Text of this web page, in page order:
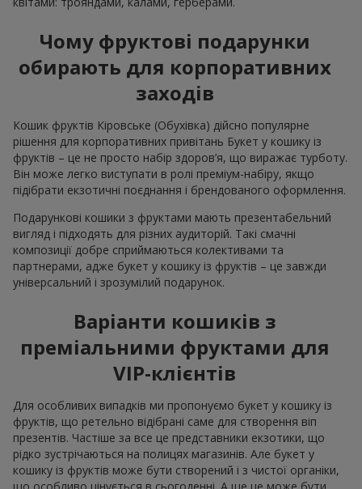
Чому фруктові подарунки
обирають для корпоративних
заходів
Кошик фруктів Кіровське (Обухівка) дійсно популярне
рішення для корпоративних привітань Букет у кошику із
фруктів – це не просто набір здоров’я, що виражає турботу.
Він може легко виступати в ролі преміум-набіру, якщо
підібрати екзотичні поєднання і брендованого оформлення.
Подарункові кошики з фруктами мають презентабельний
вигляд і підходять для різних аудиторій. Такі смачні
композиції добре сприймаються колективами та
партнерами, адже букет у кошику із фруктів – це завжди
універсальний і зрозумілий подарунок.
Варіанти кошиків з
преміальними фруктами для
VIP-клієнтів
Для особливих випадків ми пропонуємо букет у кошику із
фруктів, що ретельно відібрані саме для створення віп
презентів. Частіше за все це представники екзотики, що
рідко зустрічаються на полицях магазинів. Але букет у
кошику із фруктів може бути створений і з чистої органіки,
що особливо цінується в сьогоденні. А ще це може бути